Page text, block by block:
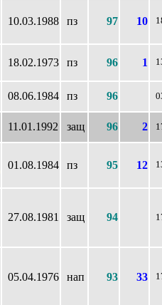
10.03.1988 пз 97 10
18.02.1973 пз 96 1
08.06.1984 пз 96
11.01.1992 защ 96 2
01.08.1984 пз 95 12
27.08.1981 защ 94
05.04.1976 нап 93 33